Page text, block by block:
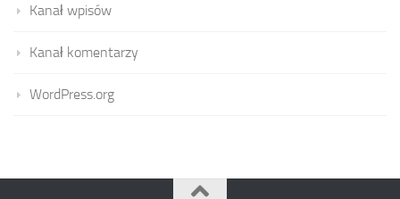
Kanał wpisów
Kanał komentarzy
WordPress.org